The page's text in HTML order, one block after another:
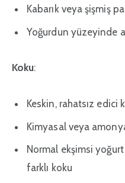
Kabarık veya şişmiş
Yoğurdun yüzeyinde
Koku:
Keskin, rahatsız edici
Kimyasal veya
Normal ekşimsi
farklı koku